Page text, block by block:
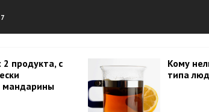
продукта, с
мандарины
Кому
типа